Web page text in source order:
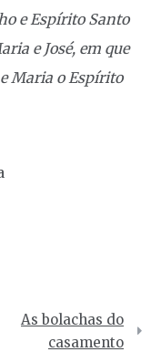
e Espírito Santo
e José, em que
Maria o Espírito
As bolachas do
casamento